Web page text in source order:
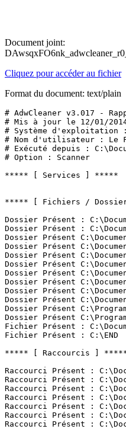
Document joint:
Cliquez pour accéder au fichier
Format du document: text/plain
# AdwCleaner v3.017 -
# Mis à jour le 12/01/
# Système d'exploitation
# Nom d'utilisateur : Le
# Exécuté depuis :
# Option : Scanner
***** [ Services ] *****
***** [ Fichiers /
Dossier Présent :
Dossier Présent :
Dossier Présent
Dossier Présent
Dossier Présent
Dossier Présent
Dossier Présent
Dossier Présent
Dossier Présent
Dossier Présent
Dossier Présent
Dossier Présent
Fichier Présent :
Fichier Présent : C:\END
***** [ Raccourcis ]
Raccourci Présent :
Raccourci Présent :
Raccourci Présent :
Raccourci Présent :
Raccourci Présent :
Raccourci Présent :
Raccourci Présent :